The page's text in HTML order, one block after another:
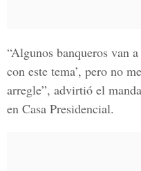
“Algunos banqueros van
con este tema’, pero no
arregle”, advirtió el
en Casa Presidencial.